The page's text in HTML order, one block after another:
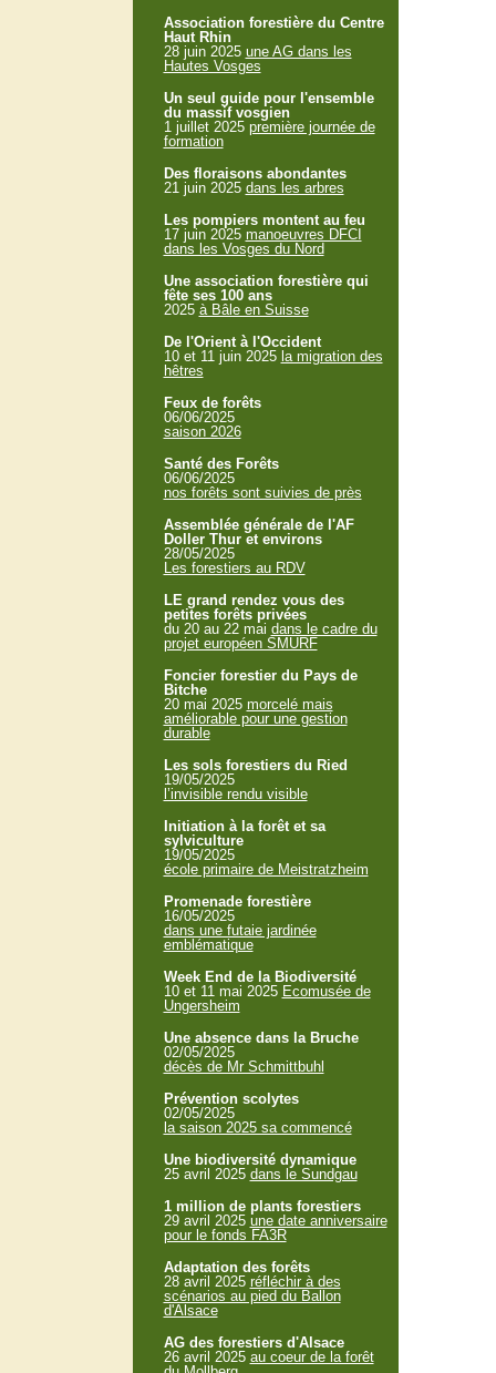
Association forestière du Centre
Haut Rhin
28 juin 2025 une AG dans les
Hautes Vosges
Un seul guide pour l'ensemble
du massif vosgien
1 juillet 2025 première journée de
formation
Des floraisons abondantes
21 juin 2025 dans les arbres
Les pompiers montent au feu
17 juin 2025 manoeuvres DFCI
dans les Vosges du Nord
Une association forestière qui
fête ses 100 ans
2025 à Bâle en Suisse
De l'Orient à l'Occident
10 et 11 juin 2025 la migration des
hêtres
Feux de forêts
06/06/2025
saison 2026
Santé des Forêts
06/06/2025
nos forêts sont suivies de près
Assemblée générale de l'AF
Doller Thur et environs
28/05/2025
Les forestiers au RDV
LE grand rendez vous des
petites forêts privées
du 20 au 22 mai dans le cadre du
projet européen SMURF
Foncier forestier du Pays de
Bitche
20 mai 2025 morcelé mais
améliorable pour une gestion
durable
Les sols forestiers du Ried
19/05/2025
l’invisible rendu visible
Initiation à la forêt et sa
sylviculture
19/05/2025
école primaire de Meistratzheim
Promenade forestière
16/05/2025
dans une futaie jardinée
emblématique
Week End de la Biodiversité
10 et 11 mai 2025 Ecomusée de
Ungersheim
Une absence dans la Bruche
02/05/2025
décès de Mr Schmittbuhl
Prévention scolytes
02/05/2025
la saison 2025 sa commencé
Une biodiversité dynamique
25 avril 2025 dans le Sundgau
1 million de plants forestiers
29 avril 2025 une date anniversaire
pour le fonds FA3R
Adaptation des forêts
28 avril 2025 réfléchir à des
scénarios au pied du Ballon
d'Alsace
AG des forestiers d'Alsace
26 avril 2025 au coeur de la forêt